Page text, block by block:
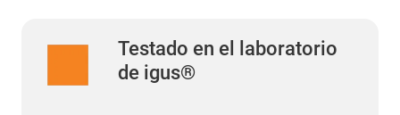
Testado en el laboratorio
de igus®